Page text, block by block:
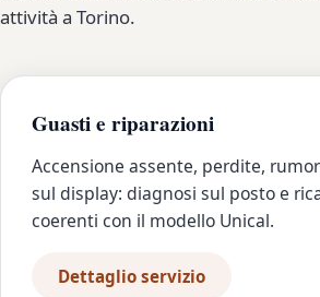
attività a Torino.
Guasti e riparazioni
Accensione assente, perdite,
sul display: diagnosi sul posto e
coerenti con il modello Unical.
Dettaglio servizio